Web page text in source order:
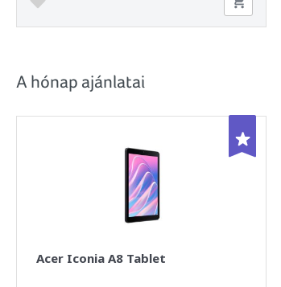
A hónap ajánlatai
Acer Iconia A8 Tablet